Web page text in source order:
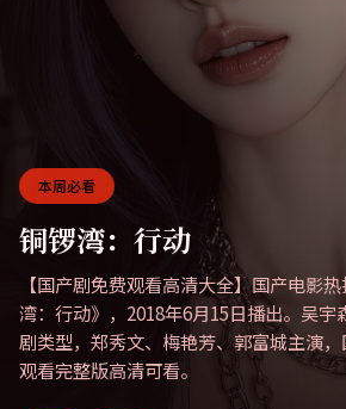
本周必看
铜锣湾：行动
【国产剧免费观看高清大全】国产电影
湾：行动》，2018年6月15日播出。吴宇
剧类型，郑秀文、梅艳芳、郭富城主演
观看完整版高清可看。